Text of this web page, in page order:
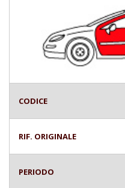
CODICE
RIF. ORIGINALE
PERIODO